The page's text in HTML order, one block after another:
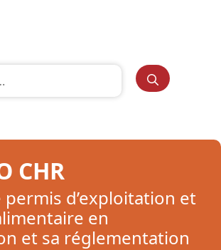
CHR
permis d’exploitation et
en
et sa réglementation